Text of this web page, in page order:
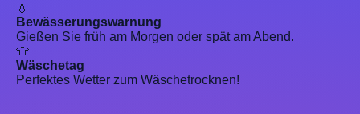
💧
Bewässerungswarnung
Gießen Sie früh am Morgen oder spät am Abend.
👕
Wäschetag
Perfektes Wetter zum Wäschetrocknen!